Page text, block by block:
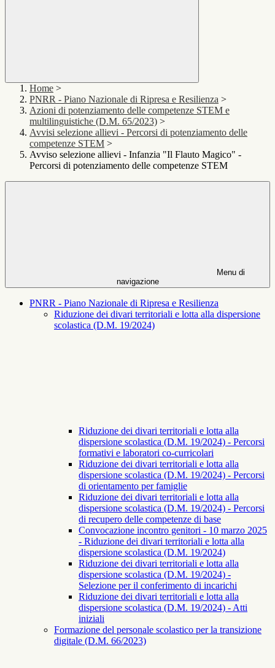
Home >
PNRR - Piano Nazionale di Ripresa e Resilienza >
Azioni di potenziamento delle competenze STEM e
multilinguistiche (D.M. 65/2023) >
Avvisi selezione allievi - Percorsi di potenziamento delle
competenze STEM >
Avviso selezione allievi - Infanzia "Il Flauto Magico" -
Percorsi di potenziamento delle competenze STEM
Menu di
navigazione
PNRR - Piano Nazionale di Ripresa e Resilienza
Riduzione dei divari territoriali e lotta alla dispersione
scolastica (D.M. 19/2024)
Riduzione dei divari territoriali e lotta alla
dispersione scolastica (D.M. 19/2024) - Percorsi
formativi e laboratori co-curricolari
Riduzione dei divari territoriali e lotta alla
dispersione scolastica (D.M. 19/2024) - Percorsi
di orientamento per famiglie
Riduzione dei divari territoriali e lotta alla
dispersione scolastica (D.M. 19/2024) - Percorsi
di recupero delle competenze di base
Convocazione incontro genitori - 10 marzo 2025
- Riduzione dei divari territoriali e lotta alla
dispersione scolastica (D.M. 19/2024)
Riduzione dei divari territoriali e lotta alla
dispersione scolastica (D.M. 19/2024) -
Selezione per il conferimento di incarichi
Riduzione dei divari territoriali e lotta alla
dispersione scolastica (D.M. 19/2024) - Atti
iniziali
Formazione del personale scolastico per la transizione
digitale (D.M. 66/2023)